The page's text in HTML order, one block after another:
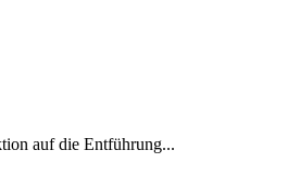
auf die Entführung...